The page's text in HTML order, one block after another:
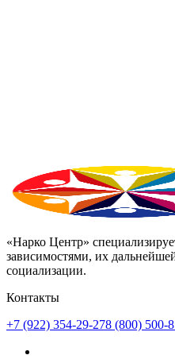
«Нарко Центр»
зависимостями, их
социализации.
Контакты
+7 (922) 354-29-278 (800) 500-